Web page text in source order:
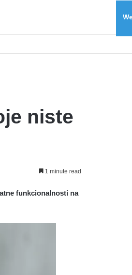
niste
1 minute read
funkcionalnosti na